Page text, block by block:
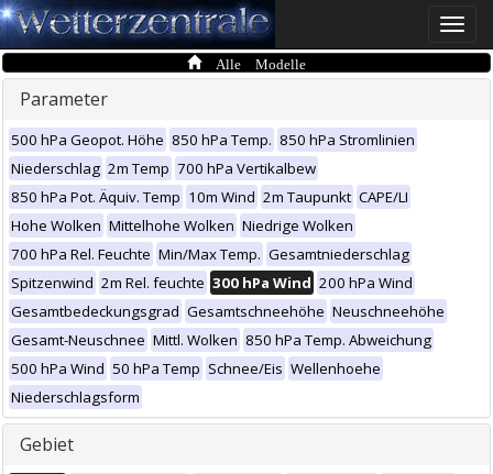
Toggle
Alle Modelle
Parameter
500 hPa Geopot. Höhe 850 hPa Temp. 850 hPa Stromlinien
Niederschlag 2m Temp 700 hPa Vertikalbew
850 hPa Pot. Äquiv. Temp 10m Wind 2m Taupunkt CAPE/LI
Hohe Wolken Mittelhohe Wolken Niedrige Wolken
700 hPa Rel. Feuchte Min/Max Temp. Gesamtniederschlag
Spitzenwind 2m Rel. feuchte 300 hPa Wind 200 hPa Wind
Gesamtbedeckungsgrad Gesamtschneehöhe Neuschneehöhe
Gesamt-Neuschnee Mittl. Wolken 850 hPa Temp. Abweichung
500 hPa Wind 50 hPa Temp Schnee/Eis Wellenhoehe
Niederschlagsform
Gebiet